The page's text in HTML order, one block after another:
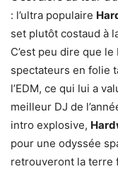
: l’ultra populaire
set plutôt costaud à
C’est peu dire que
spectateurs en folie
l’EDM, ce qui lui a
meilleur DJ de
intro explosive,
pour une odyssée
retrouveront la terre